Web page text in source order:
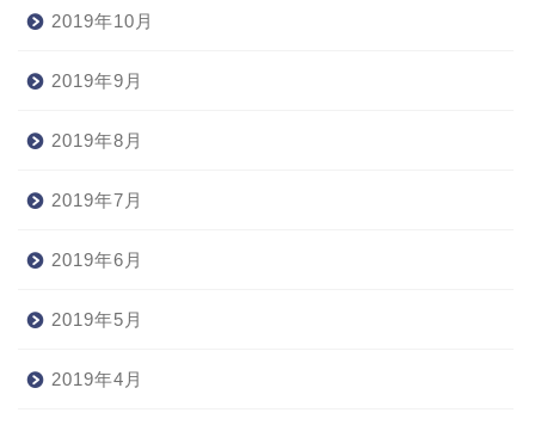
2019年10月
2019年9月
2019年8月
2019年7月
2019年6月
2019年5月
2019年4月